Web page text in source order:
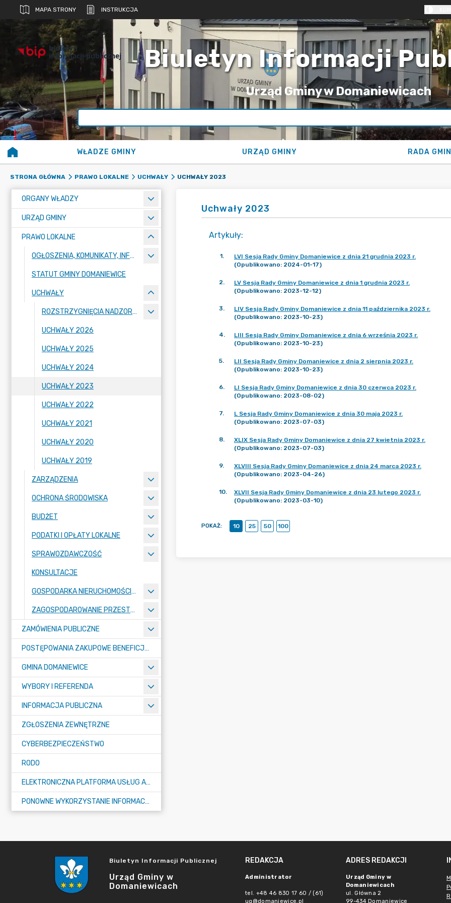
MAPA STRONY INSTRUKCJA
biuletyn
informacji publicznej Biuletyn Informacji
Urząd Gminy w Domaniewicach
WŁADZE GMINY URZĄD GMINY RADA
STRONA GŁÓWNA PRAWO LOKALNE UCHWAŁY UCHWAŁY 2023
ORGANY WŁADZY
URZĄD GMINY
PRAWO LOKALNE
OGŁOSZENIA, KOMUNIKATY, INFORMACJE
STATUT GMINY DOMANIEWICE
UCHWAŁY
ROZSTRZYGNIĘCIA NADZORCZE WOJEWODY
UCHWAŁY 2026
UCHWAŁY 2025
UCHWAŁY 2024
UCHWAŁY 2023
UCHWAŁY 2022
UCHWAŁY 2021
UCHWAŁY 2020
UCHWAŁY 2019
ZARZĄDZENIA
OCHRONA ŚRODOWISKA
BUDŻET
PODATKI I OPŁATY LOKALNE
SPRAWOZDAWCZOŚĆ
KONSULTACJE
GOSPODARKA NIERUCHOMOŚCIAMI
ZAGOSPODAROWANIE PRZESTRZENNE
ZAMÓWIENIA PUBLICZNE
POSTĘPOWANIA ZAKUPOWE BENEFICJENTÓW DOTACJI
GMINA DOMANIEWICE
WYBORY I REFERENDA
INFORMACJA PUBLICZNA
ZGŁOSZENIA ZEWNĘTRZNE
CYBERBEZPIECZEŃSTWO
RODO
ELEKTRONICZNA PLATFORMA USŁUG ADMINISTRACJI PUBLICZNEJ - EPUAP
PONOWNE WYKORZYSTANIE INFORMACJI PUBLICZNEJ
Uchwały 2023
Artykuły:
1.
LVI Sesja Rady Gminy Domaniewice z dnia 21 grudnia 2023 r.
(Opublikowano: 2024-01-17)
2.
LV Sesja Rady Gminy Domaniewice z dnia 1 grudnia 2023 r.
(Opublikowano: 2023-12-12)
3.
LIV Sesja Rady Gminy Domaniewice z dnia 11 października 2023 r.
(Opublikowano: 2023-10-23)
4.
LIII Sesja Rady Gminy Domaniewice z dnia 6 września 2023 r.
(Opublikowano: 2023-10-23)
5.
LII Sesja Rady Gminy Domaniewice z dnia 2 sierpnia 2023 r.
(Opublikowano: 2023-10-23)
6.
LI Sesja Rady Gminy Domaniewice z dnia 30 czerwca 2023 r.
(Opublikowano: 2023-08-02)
7.
L Sesja Rady Gminy Domaniewice z dnia 30 maja 2023 r.
(Opublikowano: 2023-07-03)
8.
XLIX Sesja Rady Gminy Domaniewice z dnia 27 kwietnia 2023 r.
(Opublikowano: 2023-07-03)
9.
XLVIII Sesja Rady Gminy Domaniewice z dnia 24 marca 2023 r.
(Opublikowano: 2023-04-26)
10.
XLVII Sesja Rady Gminy Domaniewice z dnia 23 lutego 2023 r.
(Opublikowano: 2023-03-10)
POKAŻ: 10 25 50 100
Biuletyn Informacji Publicznej
Urząd Gminy w
Domaniewicach
REDAKCJA
Administrator
tel. +48 46 830 17 60 / (61)
ug@domaniewice.pl
ADRES REDAKCJI
Urząd Gminy w
Domaniewicach
ul. Główna 2
99-434 Domaniewice